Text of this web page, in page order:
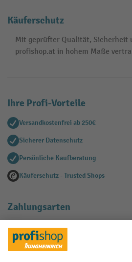
Käuferschutz
Mit geprüfter Qualität, Sicherheit
profishop.at in hohem Maße
Ihre Profi-Vorteile
Versandkostenfrei ab 250€
Sicherer Datenschutz
Persönliche Kaufberatung
Käuferschutz - Trusted Shops
Zahlungsarten
Creditcard (Master)